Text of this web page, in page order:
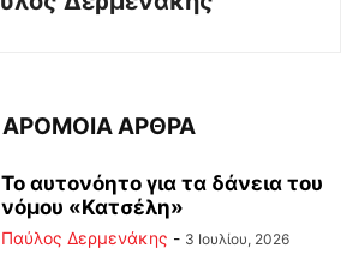
ΑΡΘΡΑ
Το αυτονόητο για τα δάνεια του
νόμου «Κατσέλη»
Παύλος Δερμενάκης - 3 Ιουλίου, 2026